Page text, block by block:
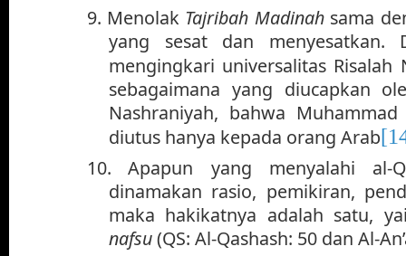
9. Menolak Tajribah Madinahsama
yang sesat dan menyesatkan.
mengingkari universalitas
sebagaimana yang diucapkan
Nashraniyah, bahwa
diutus hanya kepada orang Arab
10.
Apapun yang menyalahi al-
dinamakan rasio, pemikiran,
maka hakikatnya adalah satu,
nafsu(QS: Al-Qashash: 50 dan Al-